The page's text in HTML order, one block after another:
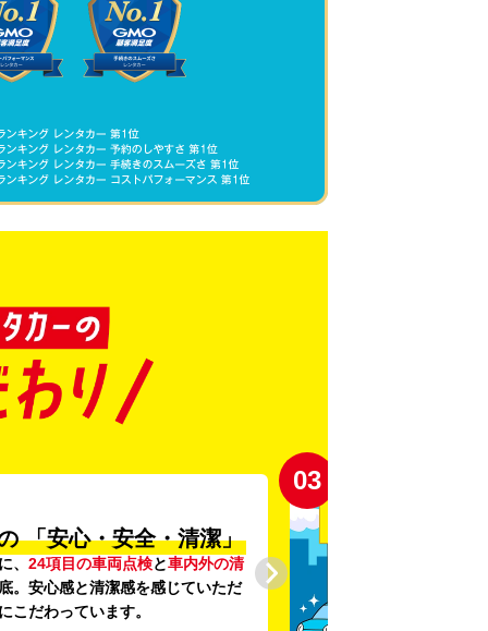
「安心・安全・清潔」
、 24項目の車両点検と車内外の清
。安心感と清潔感を感じていただ
こだわっています。
03